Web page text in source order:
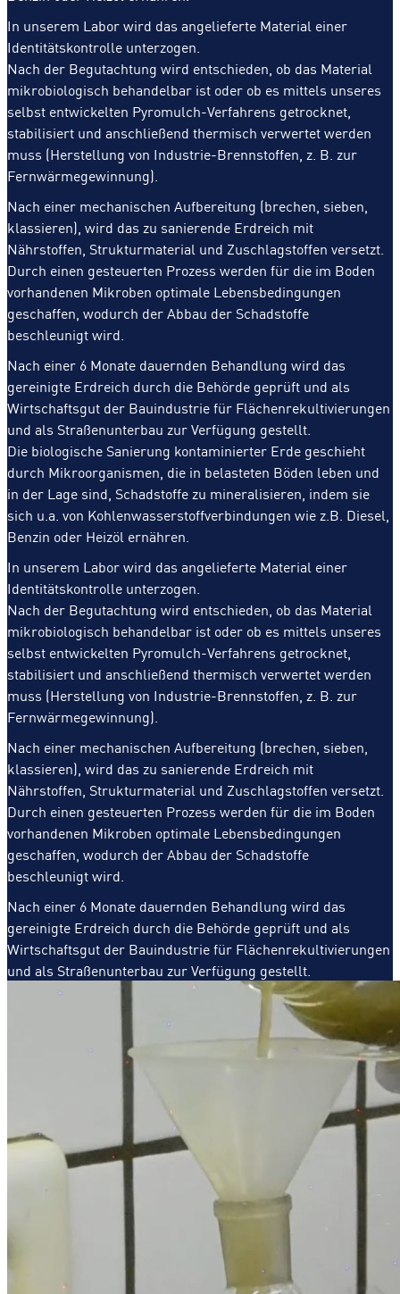
In unserem Labor wird das angelieferte Material einer
Identitätskontrolle unterzogen.
Nach der Begutachtung wird entschieden, ob das Material
mikrobiologisch behandelbar ist oder ob es mittels unseres
selbst entwickelten Pyromulch-Verfahrens getrocknet,
stabilisiert und anschließend thermisch verwertet werden
muss (Herstellung von Industrie-Brennstoffen, z. B. zur
Fernwärmegewinnung).
Nach einer mechanischen Aufbereitung (brechen, sieben,
klassieren), wird das zu sanierende Erdreich mit
Nährstoffen, Strukturmaterial und Zuschlagstoffen versetzt.
Durch einen gesteuerten Prozess werden für die im Boden
vorhandenen Mikroben optimale Lebensbedingungen
geschaffen, wodurch der Abbau der Schadstoffe
beschleunigt wird.
Nach einer 6 Monate dauernden Behandlung wird das
gereinigte Erdreich durch die Behörde geprüft und als
Wirtschaftsgut der Bauindustrie für Flächenrekultivierungen
und als Straßenunterbau zur Verfügung gestellt.
Die biologische Sanierung kontaminierter Erde geschieht
durch Mikroorganismen, die in belasteten Böden leben und
in der Lage sind, Schadstoffe zu mineralisieren, indem sie
sich u.a. von Kohlenwasserstoffverbindungen wie z.B. Diesel,
Benzin oder Heizöl ernähren.
In unserem Labor wird das angelieferte Material einer
Identitätskontrolle unterzogen.
Nach der Begutachtung wird entschieden, ob das Material
mikrobiologisch behandelbar ist oder ob es mittels unseres
selbst entwickelten Pyromulch-Verfahrens getrocknet,
stabilisiert und anschließend thermisch verwertet werden
muss (Herstellung von Industrie-Brennstoffen, z. B. zur
Fernwärmegewinnung).
Nach einer mechanischen Aufbereitung (brechen, sieben,
klassieren), wird das zu sanierende Erdreich mit
Nährstoffen, Strukturmaterial und Zuschlagstoffen versetzt.
Durch einen gesteuerten Prozess werden für die im Boden
vorhandenen Mikroben optimale Lebensbedingungen
geschaffen, wodurch der Abbau der Schadstoffe
beschleunigt wird.
Nach einer 6 Monate dauernden Behandlung wird das
gereinigte Erdreich durch die Behörde geprüft und als
Wirtschaftsgut der Bauindustrie für Flächenrekultivierungen
und als Straßenunterbau zur Verfügung gestellt.